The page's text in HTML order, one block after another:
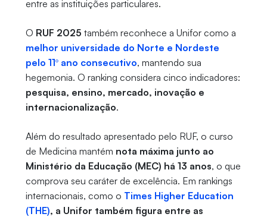
entre as instituições particulares.
O RUF 2025 também reconhece a Unifor como a
melhor universidade do Norte e Nordeste
pelo 11º ano consecutivo, mantendo sua
hegemonia. O ranking considera cinco indicadores:
pesquisa, ensino, mercado, inovação e
internacionalização.
Além do resultado apresentado pelo RUF, o curso
de Medicina mantém nota máxima junto ao
Ministério da Educação (MEC) há 13 anos, o que
comprova seu caráter de excelência. Em rankings
internacionais, como o Times Higher Education
(THE), a Unifor também figura entre as